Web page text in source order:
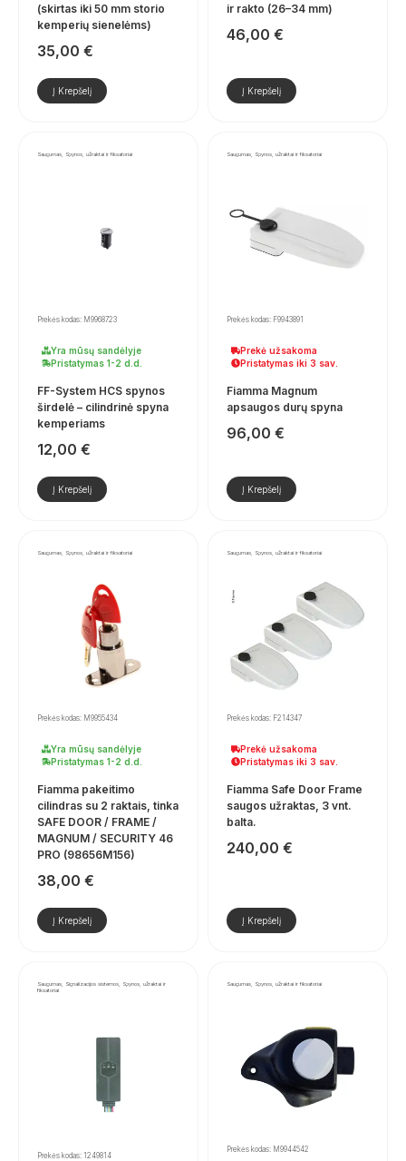
(skirtas iki 50 mm storio
kemperių sienelėms)
35,00 €
Į Krepšelį
ir rakto (26–34 mm)
46,00 €
Į Krepšelį
Saugumas, Spynos, užraktai ir fiksatoriai
Prekės kodas: M9968723
Yra mūsų sandėlyje
Pristatymas 1-2 d.d.
FF-System HCS spynos
širdelė – cilindrinė spyna
kemperiams
12,00 €
Į Krepšelį
Saugumas, Spynos, užraktai ir fiksatoriai
Prekės kodas: F9943891
Prekė užsakoma
Pristatymas iki 3 sav.
Fiamma Magnum
apsaugos durų spyna
96,00 €
Į Krepšelį
Saugumas, Spynos, užraktai ir fiksatoriai
Prekės kodas: M9955434
Yra mūsų sandėlyje
Pristatymas 1-2 d.d.
Fiamma pakeitimo
cilindras su 2 raktais, tinka
SAFE DOOR / FRAME /
MAGNUM / SECURITY 46
PRO (98656M156)
38,00 €
Į Krepšelį
Saugumas, Spynos, užraktai ir fiksatoriai
Prekės kodas: F214347
Prekė užsakoma
Pristatymas iki 3 sav.
Fiamma Safe Door Frame
saugos užraktas, 3 vnt.
balta.
240,00 €
Į Krepšelį
Saugumas, Signalizacijos sistemos, Spynos, užraktai ir
fiksatoriai
Prekės kodas: 1249814
Saugumas, Spynos, užraktai ir fiksatoriai
Prekės kodas: M9944542